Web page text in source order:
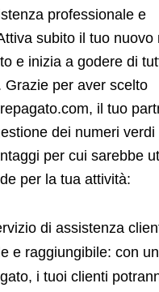
professionale e
subito il tuo nuovo
e inizia a godere di
Grazie per aver scelto
il tuo
dei numeri verdi
per cui sarebbe
per la tua attività:
di assistenza
e raggiungibile: con
i tuoi clienti